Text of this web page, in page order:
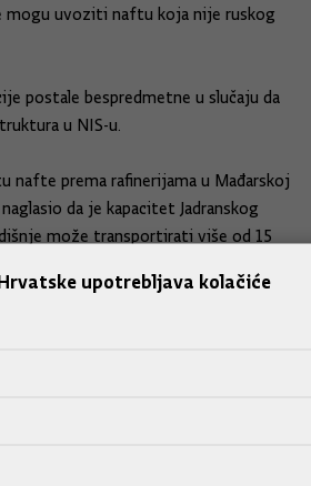
mogu uvoziti naftu koja nije ruskog
postale bespredmetne u slučaju da
u NIS-u.
nafte prema rafinerijama u Mađarskoj
da je kapacitet Jadranskog
može transportirati više od 15
svojih godišnjih maksimalnih
upotrebljava kolačiće